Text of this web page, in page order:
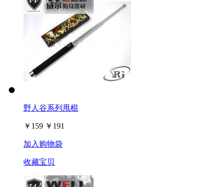
野人谷系列甩棍
￥ 159 ￥ 191
加入购物袋
收藏宝贝